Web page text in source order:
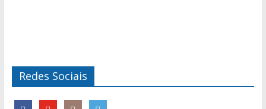
Redes Sociais